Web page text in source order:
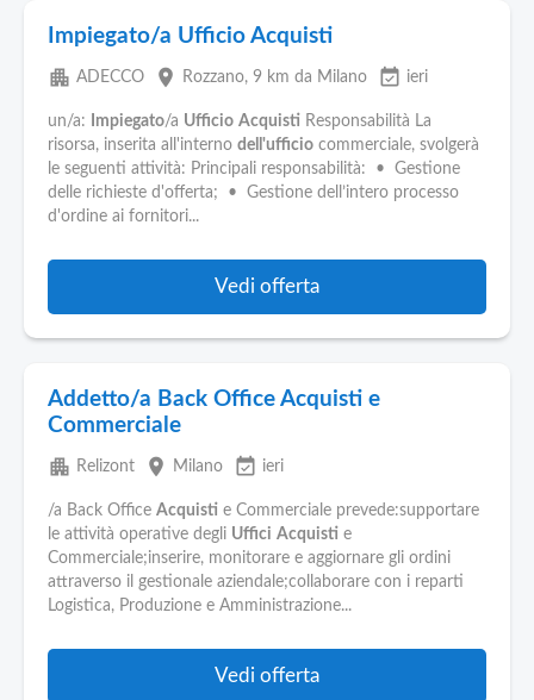
Impiegato/a Ufficio Acquisti
apartment ADECCO place Rozzano, 9 km da Milano event_available ieri
un/a: Impiegato/a Ufficio Acquisti Responsabilità La
risorsa, inserita all'interno dell'ufficio commerciale, svolgerà
le seguenti attività: Principali responsabilità: • Gestione
delle richieste d'offerta; • Gestione dell’intero processo
d'ordine ai fornitori...
Vedi offerta
Addetto/a Back Office Acquisti e
Commerciale
apartment Relizont place Milano event_available ieri
/a Back Office Acquisti e Commerciale prevede:supportare
le attività operative degli Uffici Acquisti e
Commerciale;inserire, monitorare e aggiornare gli ordini
attraverso il gestionale aziendale;collaborare con i reparti
Logistica, Produzione e Amministrazione...
Vedi offerta